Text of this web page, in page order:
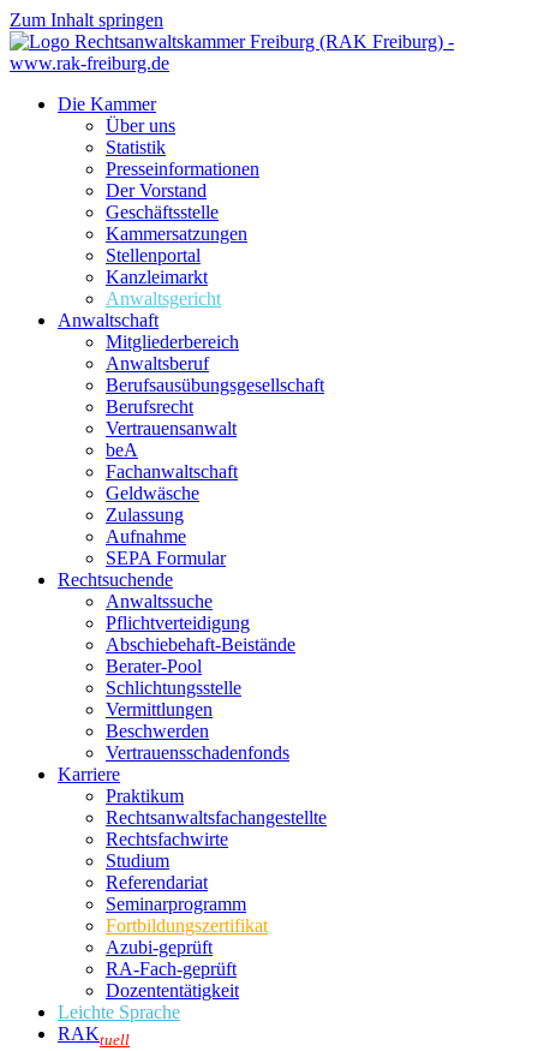
Zum Inhalt springen
Die Kammer
Über uns
Statistik
Presseinformationen
Der Vorstand
Geschäftsstelle
Kammersatzungen
Stellenportal
Kanzleimarkt
Anwaltsgericht
Anwaltschaft
Mitgliederbereich
Anwaltsberuf
Berufsausübungs­gesellschaft
Berufsrecht
Vertrauensanwalt
beA
Fachanwaltschaft
Geldwäsche
Zulassung
Aufnahme
SEPA Formular
Rechtsuchende
Anwaltssuche
Pflichtverteidigung
Abschiebehaft-Beistände
Berater-Pool
Schlichtungsstelle
Vermittlungen
Beschwerden
Vertrauensschadenfonds
Karriere
Praktikum
Rechtsanwalts­fachangestellte
Rechtsfachwirte
Studium
Referendariat
Seminarprogramm
Fortbildungszertifikat
Azubi-geprüft
RA-Fach-geprüft
Dozententätigkeit
Leichte Sprache
RAKtuell